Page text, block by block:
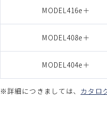
MODEL416e＋
MODEL408e＋
MODEL404e＋
※詳細につきましては、 カタロ